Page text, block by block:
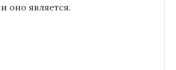
оно является.